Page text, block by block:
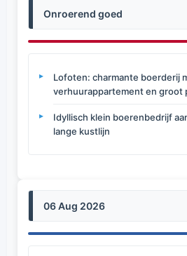
Onroerend goed
Lofoten: charmante boerderij
verhuurappartement en groot
Idyllisch klein boerenbedrijf
lange kustlijn
06 Aug 2026